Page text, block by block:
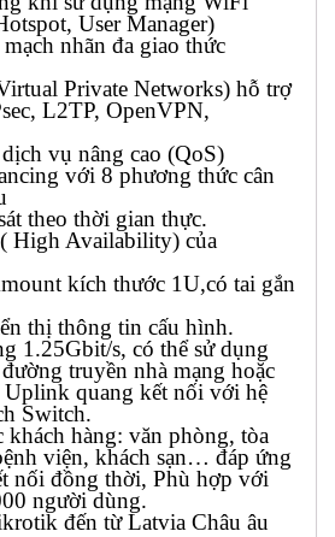
User Manager)
nhãn đa giao thức
Private Networks) hỗ trợ
L2TP, OpenVPN,
vụ nâng cao (QoS)
với 8 phương thức cân
theo thời gian thực.
( High Availability) của
kích thước 1U,có tai gắn
thị thông tin cấu hình.
1.25Gbit/s, có thể sử dụng
truyền nhà mạng hoặc
Uplink quang kết nối với hệ
Switch.
khách hàng: văn phòng, tòa
viện, khách sạn… đáp ứng
nối đồng thời, Phù hợp với
người dùng.
đến từ Latvia Châu âu